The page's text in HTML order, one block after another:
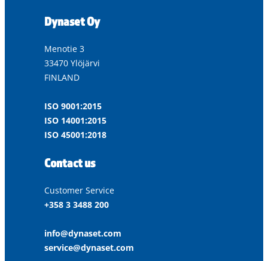
Dynaset Oy
Menotie 3
33470 Ylöjärvi
FINLAND
ISO 9001:2015
ISO 14001:2015
ISO 45001:2018
Contact us
Customer Service
+358 3 3488 200
info@dynaset.com
service@dynaset.com